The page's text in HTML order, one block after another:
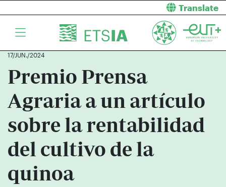
Translate
17/JUN./2024
Premio Prensa
Agraria a un artículo
sobre la rentabilidad
del cultivo de la
quinoa